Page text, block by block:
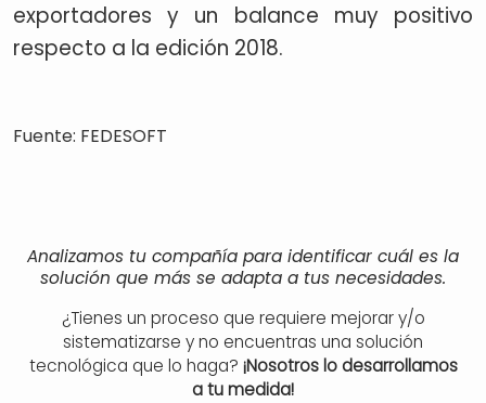
exportadores y un balance muy positivo
respecto a la edición 2018.
Fuente: FEDESOFT
Analizamos tu compañía para identificar cuál es la
solución que más se adapta a tus necesidades.
¿Tienes un proceso que requiere mejorar y/o
sistematizarse y no encuentras una solución
tecnológica que lo haga? ¡Nosotros lo desarrollamos
a tu medida!